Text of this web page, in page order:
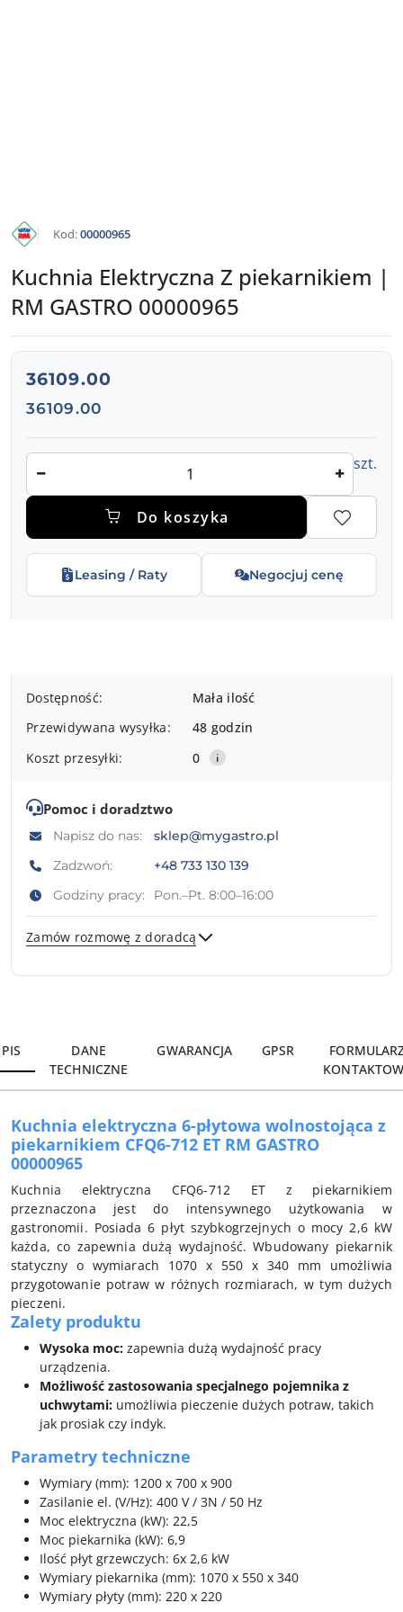
KATALOG
RM
GASTRO
Kod:00000965
Kuchnia Elektryczna Z piekarnikiem |
RM GASTRO 00000965
cena:
36109.00
Cena:
36109.00
Ilość szt.
Do koszyka
Leasing / Raty Negocjuj cenę
Dostępność
dostawa
Dostępność:
Mała ilość
Przewidywana wysyłka:
48 godzin
Koszt przesyłki:
0
Pomoc i doradztwo
Napisz do nas:
sklep@mygastro.pl
Zadzwoń:
+48 733 130 139
Godziny pracy:
Pon.–Pt. 8:00–16:00
Zamów rozmowę z doradcą
DANE
TECHNICZNE
GWARANCJA GPSR
Kuchnia elektryczna 6-płytowa wolnostojąca z
piekarnikiem CFQ6-712 ET RM GASTRO
00000965
Kuchnia elektryczna CFQ6-712 ET z piekarnikiem
przeznaczona jest do intensywnego użytkowania w
gastronomii. Posiada 6 płyt szybkogrzejnych o mocy 2,6 kW
każda, co zapewnia dużą wydajność. Wbudowany piekarnik
statyczny o wymiarach 1070 x 550 x 340 mm umożliwia
przygotowanie potraw w różnych rozmiarach, w tym dużych
pieczeni.
Zalety produktu
Wysoka moc: zapewnia dużą wydajność pracy
urządzenia.
Możliwość zastosowania specjalnego pojemnika z
uchwytami: umożliwia pieczenie dużych potraw, takich
jak prosiak czy indyk.
Parametry techniczne
Wymiary (mm): 1200 x 700 x 900
Zasilanie el. (V/Hz): 400 V / 3N / 50 Hz
Moc elektryczna (kW): 22,5
Moc piekarnika (kW): 6,9
Ilość płyt grzewczych: 6x 2,6 kW
Wymiary piekarnika (mm): 1070 x 550 x 340
Wymiary płyty (mm): 220 x 220